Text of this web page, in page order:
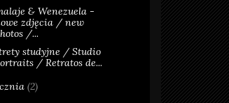
& Wenezuela -
zdjęcia / new
/...
studyjne / Studio
/ Retratos de...
(2)